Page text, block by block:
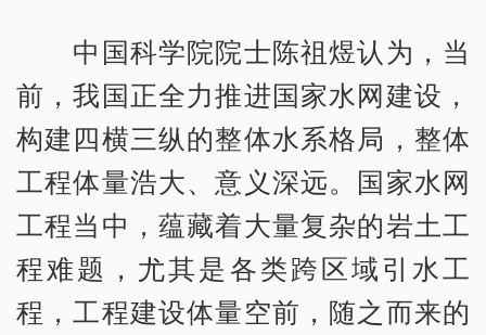
中国科学院院士陈祖煜认为，当
前，我国正全力推进国家水网建设，
构建四横三纵的整体水系格局，整体
工程体量浩大、意义深远。国家水网
工程当中，蕴藏着大量复杂的岩土工
程难题，尤其是各类跨区域引水工
程，工程建设体量空前，随之而来的